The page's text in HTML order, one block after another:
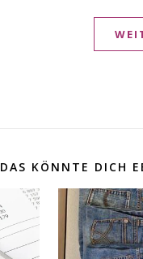
DAS KÖNNTE DICH